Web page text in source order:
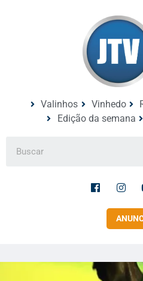
Valinhos Vinhedo
Edição da semana